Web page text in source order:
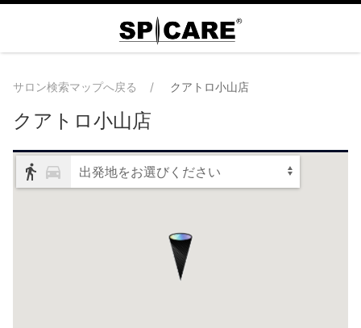
サロン検索マップへ戻る クアトロ小山店
クアトロ小山店
出発地をお選びください